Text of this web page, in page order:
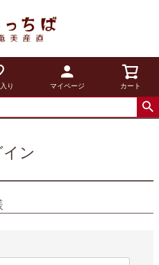
り マイページ カート
イン